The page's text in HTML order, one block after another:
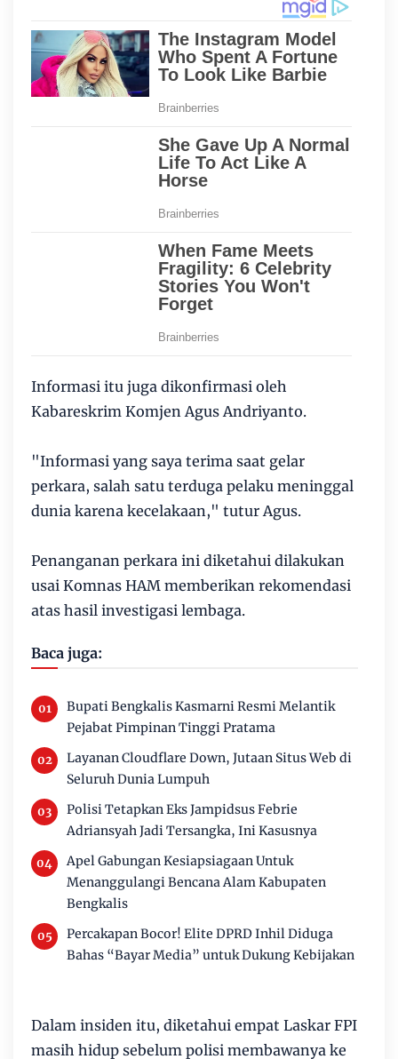
Informasi itu juga dikonfirmasi oleh
Kabareskrim Komjen Agus Andriyanto.
"Informasi yang saya terima saat gelar
perkara, salah satu terduga pelaku meninggal
dunia karena kecelakaan," tutur Agus.
Penanganan perkara ini diketahui dilakukan
usai Komnas HAM memberikan rekomendasi
atas hasil investigasi lembaga.
Baca juga:
Bupati Bengkalis Kasmarni Resmi Melantik
Pejabat Pimpinan Tinggi Pratama
Layanan Cloudflare Down, Jutaan Situs Web di
Seluruh Dunia Lumpuh
Polisi Tetapkan Eks Jampidsus Febrie
Adriansyah Jadi Tersangka, Ini Kasusnya
Apel Gabungan Kesiapsiagaan Untuk
Menanggulangi Bencana Alam Kabupaten
Bengkalis
Percakapan Bocor! Elite DPRD Inhil Diduga
Bahas “Bayar Media” untuk Dukung Kebijakan
Dalam insiden itu, diketahui empat Laskar FPI
masih hidup sebelum polisi membawanya ke